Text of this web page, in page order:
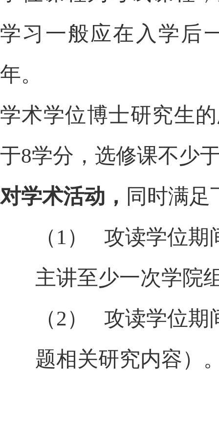
学习一般应在入学后
年。
学术学位博士研究生
于8学分，选修课不少
对学术活动， 同时满足
（1）
攻读学位期
主讲至少一次学院
（2）
攻读学位期
题相关研究内容）